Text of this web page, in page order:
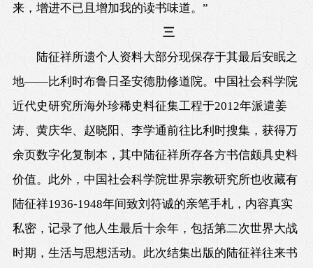
来，增进不已且增加我的读书味道。”
三
陆征祥所遗个人资料大部分现保存于其最后安眠之
地——比利时布鲁日圣安德肋修道院。中国社会科学院
近代史研究所海外珍稀史料征集工程于2012年派遣姜
涛、黄庆华、赵晓阳、李学通前往比利时搜集，获得万
余页数字化复制本，其中陆征祥所存各方书信颇具史料
价值。此外，中国社会科学院世界宗教研究所也收藏有
陆征祥1936-1948年间致刘符诚的亲笔手札，内容真实
私密，记录了他人生最后十余年，包括第二次世界大战
时期，生活与思想活动。此次结集出版的陆征祥往来书